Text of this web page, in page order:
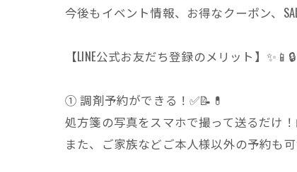
今後もイベント情報、お得なクーポン、
【LINE公式お友だち登録のメリット】✨📱🔒
① 調剤予約ができる！✅📝💊
処方箋の写真をスマホで撮って送るだけ
また、ご家族などご本人様以外の予約も